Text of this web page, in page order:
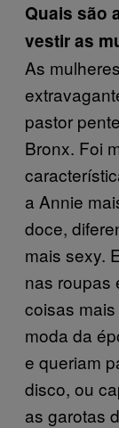
Quais são
vestir as
As
pastor
Bronx. Foi
a Annie
doce,
mais sexy.
nas roupas
coisas
moda da
e queriam
disco, ou
as garotas